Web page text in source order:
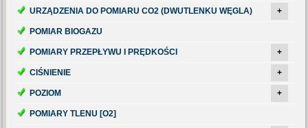
URZĄDZENIA DO POMIARU CO2 (DWUTLENKU WĘGLA) +
POMIAR BIOGAZU
POMIARY PRZEPŁYWU I PRĘDKOŚCI +
CIŚNIENIE +
POZIOM +
POMIARY TLENU [O2]